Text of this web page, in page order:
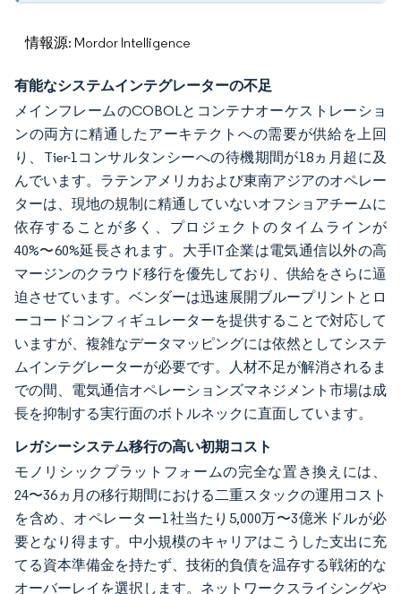
情報源: Mordor Intelligence
有能なシステムインテグレーターの不足
メインフレームのCOBOLとコンテナオーケストレーショ
ンの両方に精通したアーキテクトへの需要が供給を上回
り、Tier-1コンサルタンシーへの待機期間が18ヵ月超に及
んでいます。ラテンアメリカおよび東南アジアのオペレー
ターは、現地の規制に精通していないオフショアチームに
依存することが多く、プロジェクトのタイムラインが
40%〜60%延長されます。大手IT企業は電気通信以外の高
マージンのクラウド移行を優先しており、供給をさらに逼
迫させています。ベンダーは迅速展開ブループリントとロ
ーコードコンフィギュレーターを提供することで対応して
いますが、複雑なデータマッピングには依然としてシステ
ムインテグレーターが必要です。人材不足が解消されるま
での間、電気通信オペレーションズマネジメント市場は成
長を抑制する実行面のボトルネックに直面しています。
レガシーシステム移行の高い初期コスト
モノリシックプラットフォームの完全な置き換えには、
24〜36ヵ月の移行期間における二重スタックの運用コスト
を含め、オペレーター1社当たり5,000万〜3億米ドルが必
要となり得ます。中小規模のキャリアはこうした支出に充
てる資本準備金を持たず、技術的負債を温存する戦術的な
オーバーレイを選択します。ネットワークスライシングや